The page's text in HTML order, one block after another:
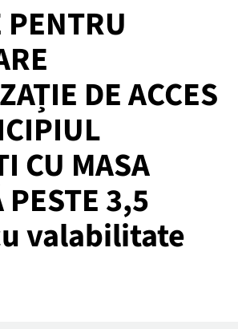
PENTRU
DE ACCES
CU MASA
3,5
valabilitate